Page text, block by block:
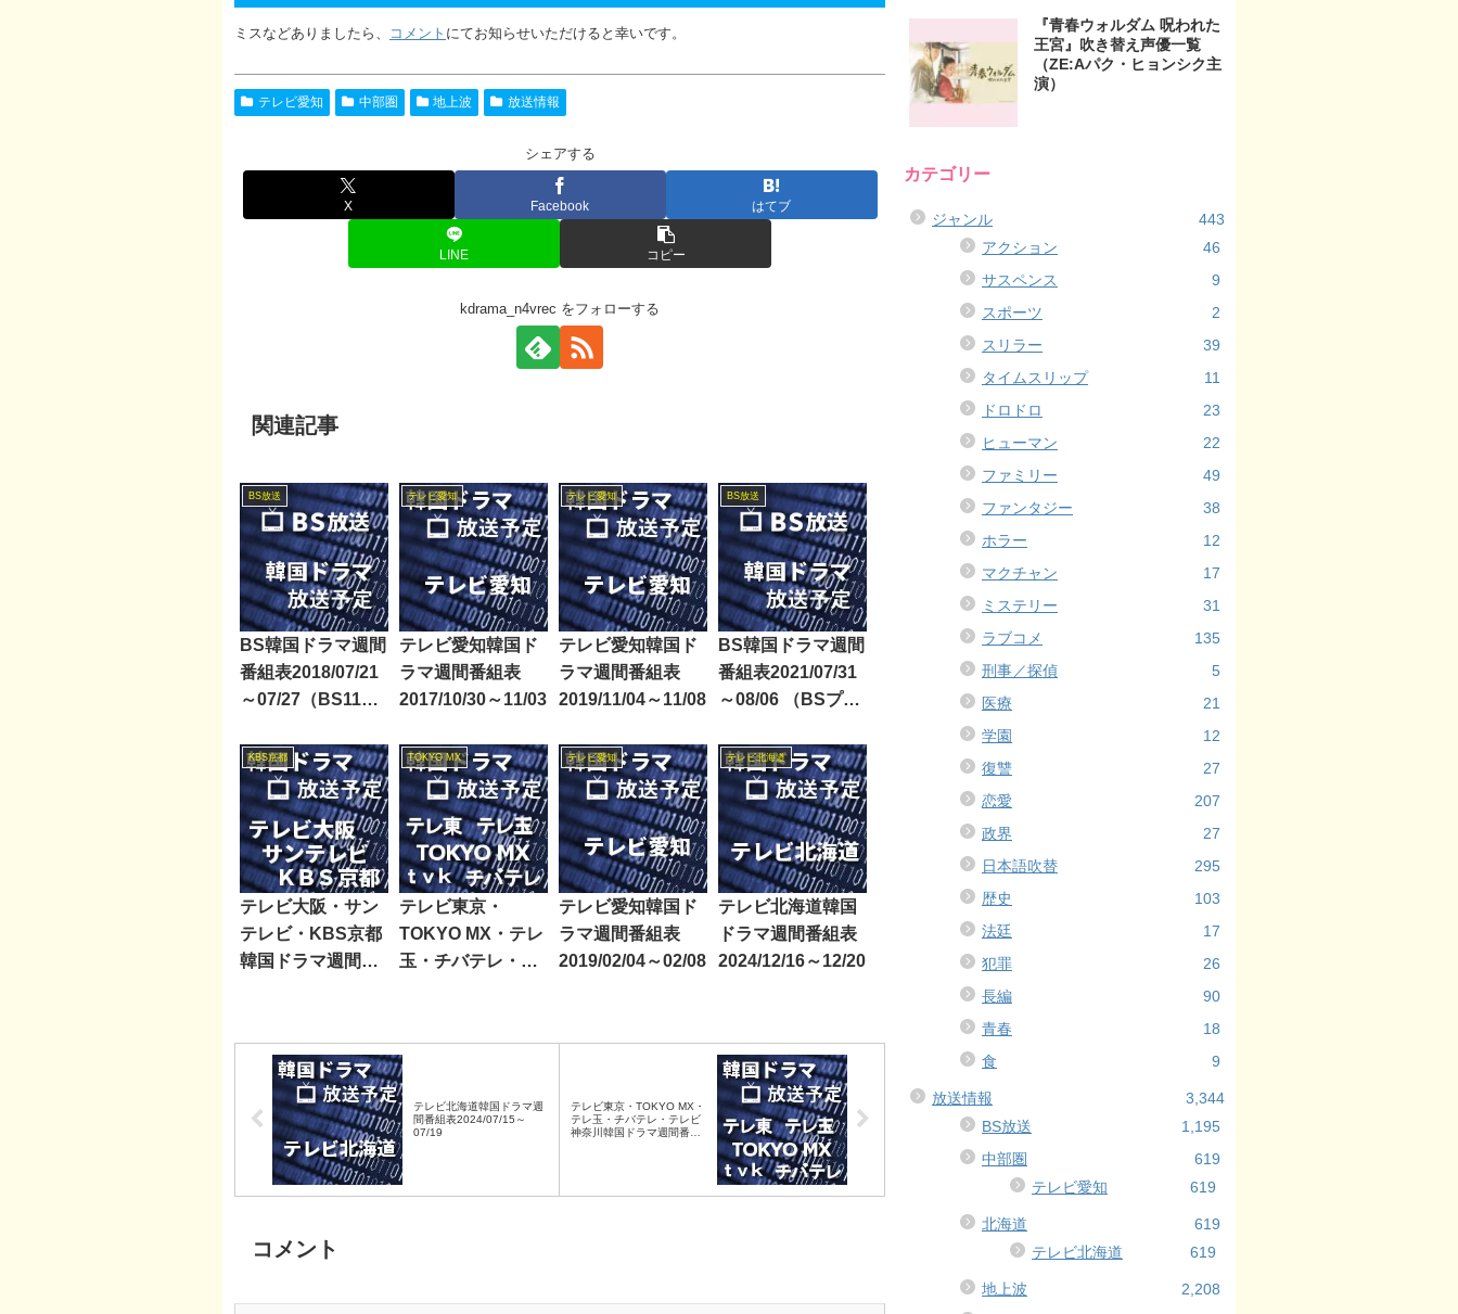
ミスなどありましたら、 コメント にてお知らせいただけると幸いです。
テレビ愛知 中部圏 地上波 放送情報
シェアする
X Facebook はてブ
LINE コピー
kdrama_n4vrec をフォローする
関連記事
BS放送
BS韓国ドラマ週間
番組表2018/07/21
～07/27（BS11・
テレビ愛知
テレビ愛知韓国ド
ラマ週間番組表
2017/10/30～11/03
テレビ愛知
テレビ愛知韓国ド
ラマ週間番組表
2019/11/04～11/08
BS放送
BS韓国ドラマ週間
番組表2021/07/31
～08/06 （BSプレ
レ・BS朝日・BS-
TBS・BSテレ東・
BSフジ）
KBS京都
テレビ大阪・サン
テレビ・KBS京都
韓国ドラマ週間番
TOKYO MX
テレビ東京・
TOKYO MX・テレ
玉・チバテレ・テ
2020/06/06～06/12
テレビ愛知
テレビ愛知韓国ド
ラマ週間番組表
2019/02/04～02/08
テレビ北海道
テレビ北海道韓国
ドラマ週間番組表
2024/12/16～12/20
テレビ北海道韓国ドラマ週
間番組表2024/07/15～
07/19
テレビ東京・TOKYO MX・
テレ玉・チバテレ・テレビ
神奈川韓国ドラマ週間番組
コメント
『青春ウォルダム 呪われた
王宮』吹き替え声優一覧
（ZE:Aパク・ヒョンシク主
演）
カテゴリー
ジャンル
443
アクション
46
サスペンス
9
スポーツ
2
スリラー
39
タイムスリップ
11
ドロドロ
23
ヒューマン
22
ファミリー
49
ファンタジー
38
ホラー
12
マクチャン
17
ミステリー
31
ラブコメ
135
刑事／探偵
5
医療
21
学園
12
復讐
27
恋愛
207
政界
27
日本語吹替
295
歴史
103
法廷
17
犯罪
26
長編
90
青春
18
食
9
放送情報
3,344
BS放送
1,195
中部圏
619
テレビ愛知
619
北海道
619
テレビ北海道
619
地上波
2,208